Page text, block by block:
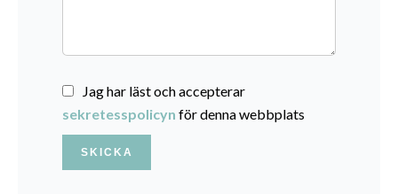
Jag har läst och accepterar
sekretesspolicyn för denna webbplats
SKICKA